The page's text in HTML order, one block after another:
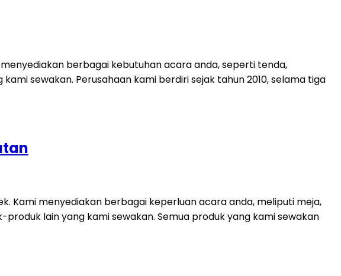
berbagai kebutuhan acara anda, seperti tenda,
sewakan. Perusahaan kami berdiri sejak tahun 2010, selama tiga
Kami menyediakan berbagai keperluan acara anda, meliputi meja,
lain yang kami sewakan. Semua produk yang kami sewakan